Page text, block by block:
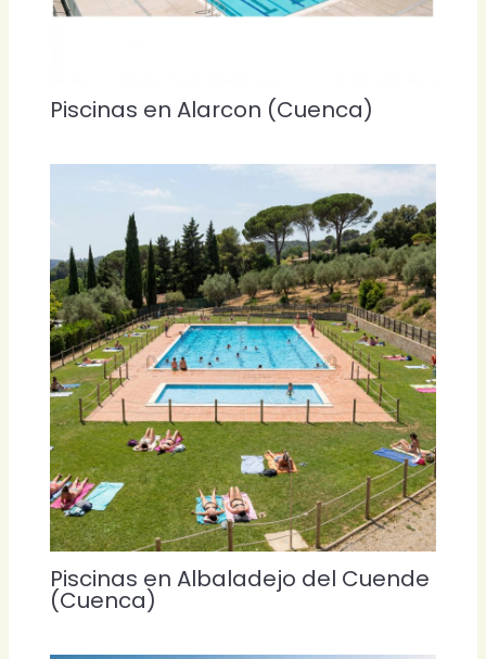
Piscinas en Alarcon (Cuenca)
Piscinas en Albaladejo del Cuende
(Cuenca)